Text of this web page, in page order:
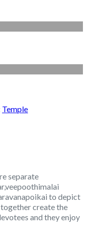
Temple
separate
to depict
create the
and they enjoy